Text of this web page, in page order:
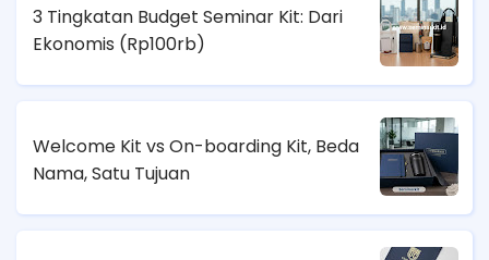
3 Tingkatan Budget Seminar Kit: Dari
Ekonomis (Rp100rb)
Welcome Kit vs On-boarding Kit, Beda
Nama, Satu Tujuan